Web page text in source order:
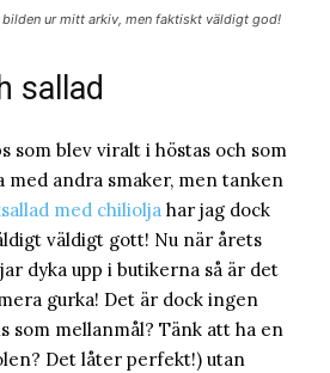
bilden ur mitt arkiv, men faktiskt väldigt god!
sallad
som blev viralt i höstas och som
med andra smaker, men tanken
med chiliolja har jag dock
väldigt gott! Nu när årets
dyka upp i butikerna så är det
gurka! Det är dock ingen
som mellanmål? Tänk att ha en
Det låter perfekt!) utan